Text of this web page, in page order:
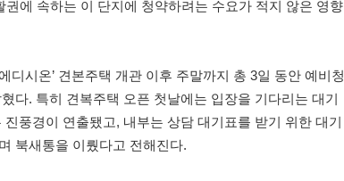
권에 속하는 이 단지에 청약하려는 수요가 적지 않은 영향
디시온’ 견본주택 개관 이후 주말까지 총 3일 동안 예비청
다. 특히 견복주택 오픈 첫날에는 입장을 기다리는 대기
풍경이 연출됐고, 내부는 상담 대기표를 받기 위한 대기
북새통을 이뤘다고 전해진다.